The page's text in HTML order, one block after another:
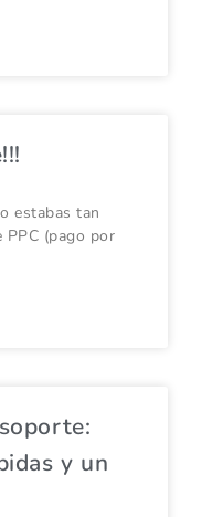
estabas tan
(pago por
y un